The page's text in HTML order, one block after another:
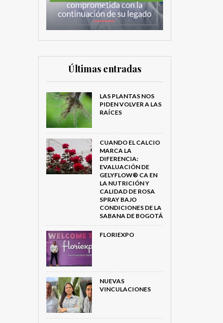
Últimas entradas
LAS PLANTAS NOS
PIDEN VOLVER A LAS
RAÍCES
CUANDO EL CALCIO
MARCA LA
DIFERENCIA:
EVALUACIÓN DE
GELYFLOW® CA EN
LA NUTRICIÓN Y
CALIDAD DE ROSA
SPRAY BAJO
CONDICIONES DE LA
SABANA DE BOGOTÁ
FLORIEXPO
NUEVAS
VINCULACIONES